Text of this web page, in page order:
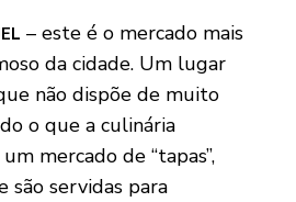
– este é o mercado mais
da cidade. Um lugar
não dispõe de muito
o que a culinária
mercado de “tapas”,
são servidas para